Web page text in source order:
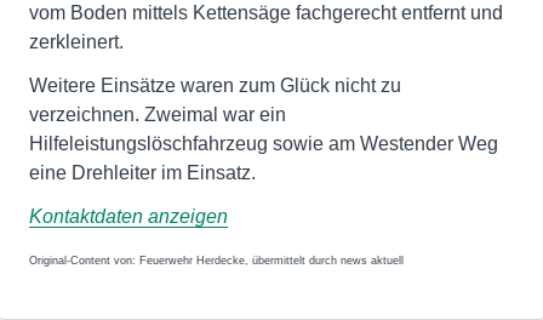
vom Boden mittels Kettensäge fachgerecht entfernt und
zerkleinert.
Weitere Einsätze waren zum Glück nicht zu
verzeichnen. Zweimal war ein
Hilfeleistungslöschfahrzeug sowie am Westender Weg
eine Drehleiter im Einsatz.
Kontaktdaten anzeigen
Original-Content von: Feuerwehr Herdecke, übermittelt durch news aktuell